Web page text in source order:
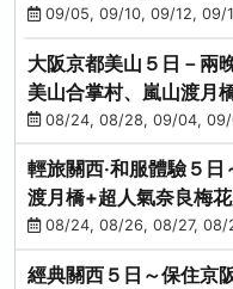
蟹吃到飽
09/05, 09/10, 09/12, 09/
大阪京都美山５日－兩
美山合掌村、嵐山渡月
流水瀑布電扶梯
08/24, 08/28, 09/04, 09/
輕旅關西‧和服體驗５
渡月橋+超人氣奈良梅
08/24, 08/26, 08/27, 08/
經典關西５日～保住京